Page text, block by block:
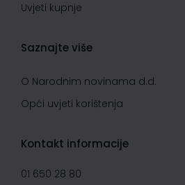
Uvjeti kupnje
Saznajte više
O Narodnim novinama d.d.
Opći uvjeti korištenja
Kontakt informacije
01 650 28 80